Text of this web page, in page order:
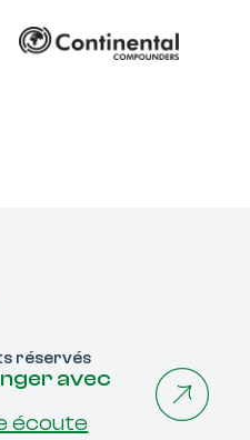
réservés
avec
écoute